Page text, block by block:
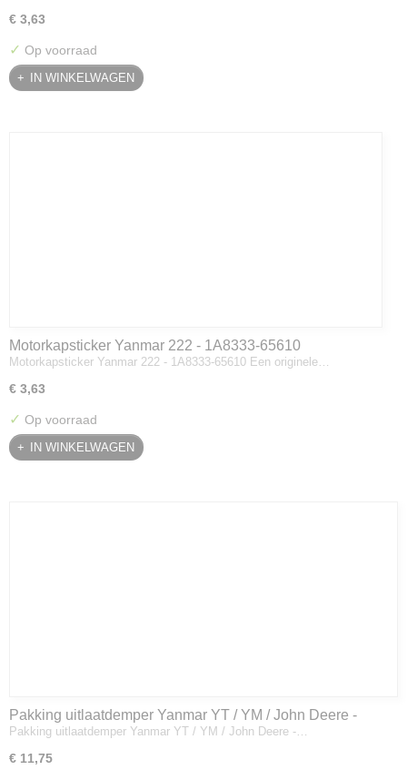
€ 3,63
✓ Op voorraad
IN WINKELWAGEN
Motorkapsticker Yanmar 222 - 1A8333-65610
Motorkapsticker Yanmar 222 - 1A8333-65610 Een originele…
€ 3,63
✓ Op voorraad
IN WINKELWAGEN
Pakking uitlaatdemper Yanmar YT / YM / John Deere -
128300-13230
Pakking uitlaatdemper Yanmar YT / YM / John Deere -…
€ 11,75